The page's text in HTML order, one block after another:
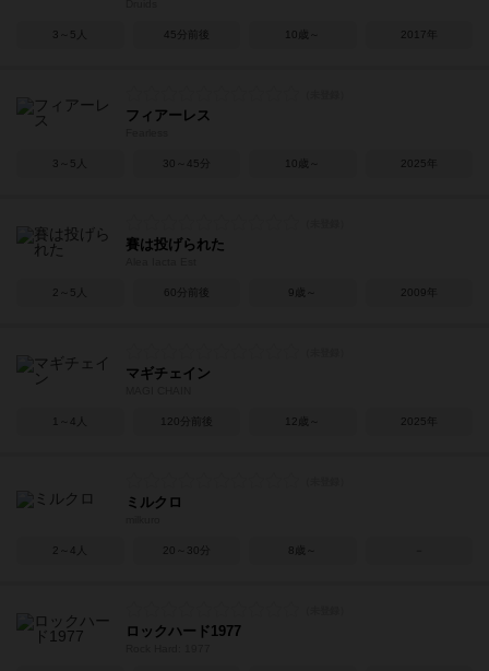
3～5人 45分前後 10歳～ 2017年
フィアーレス
3～5人 30～45分 10歳～ 2025年
賽は投げられた
2～5人 60分前後 9歳～ 2009年
マギチェイン
1～4人 120分前後 12歳～ 2025年
ミルクロ
2～4人 20～30分 8歳～
ロックハード1977